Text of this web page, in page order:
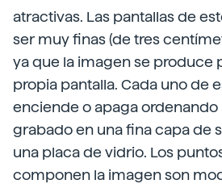
atractivas. Las pantallas de
ser muy finas (de tres
ya que la imagen se produce
propia pantalla. Cada uno de
enciende o apaga ordenando
grabado en una fina capa de
una placa de vidrio. Los
componen la imagen son